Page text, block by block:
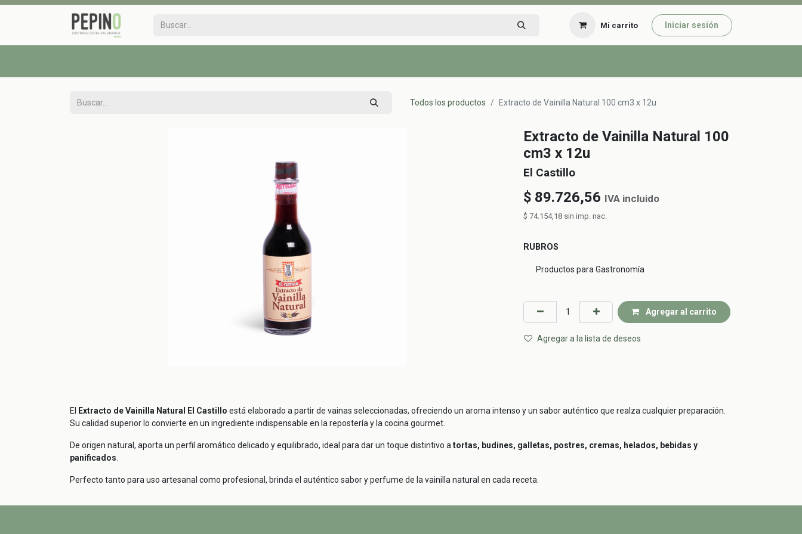
Mi carrito Iniciar sesión
Todos los productos Extracto de Vainilla Natural 100 cm3 x 12u
Extracto de Vainilla Natural 100
cm3 x 12u
El Castillo
$ 89.726,56 IVA incluido
$ 74.154,18 sin imp. nac.
RUBROS
Productos para Gastronomía
Agregar al carrito
Agregar a la lista de deseos
El Extracto de Vainilla Natural El Castillo está elaborado a partir de vainas seleccionadas, ofreciendo un aroma intenso y un sabor auténtico que realza cualquier preparación.
Su calidad superior lo convierte en un ingrediente indispensable en la repostería y la cocina gourmet.
De origen natural, aporta un perfil aromático delicado y equilibrado, ideal para dar un toque distintivo a tortas, budines, galletas, postres, cremas, helados, bebidas y
panificados
Perfecto tanto para uso artesanal como profesional, brinda el auténtico sabor y perfume de la vainilla natural en cada receta.